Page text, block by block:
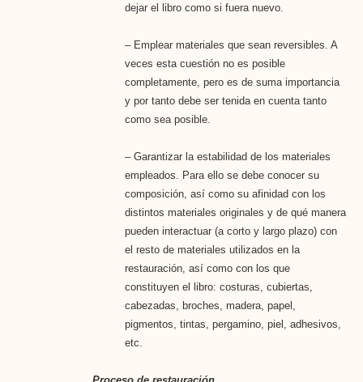
dejar el libro como si fuera nuevo.
– Emplear materiales que sean reversibles. A
veces esta cuestión no es posible
completamente, pero es de suma importancia
y por tanto debe ser tenida en cuenta tanto
como sea posible.
– Garantizar la estabilidad de los materiales
empleados. Para ello se debe conocer su
composición, así como su afinidad con los
distintos materiales originales y de qué manera
pueden interactuar (a corto y largo plazo) con
el resto de materiales utilizados en la
restauración, así como con los que
constituyen el libro: costuras, cubiertas,
cabezadas, broches, madera, papel,
pigmentos, tintas, pergamino, piel, adhesivos,
etc.